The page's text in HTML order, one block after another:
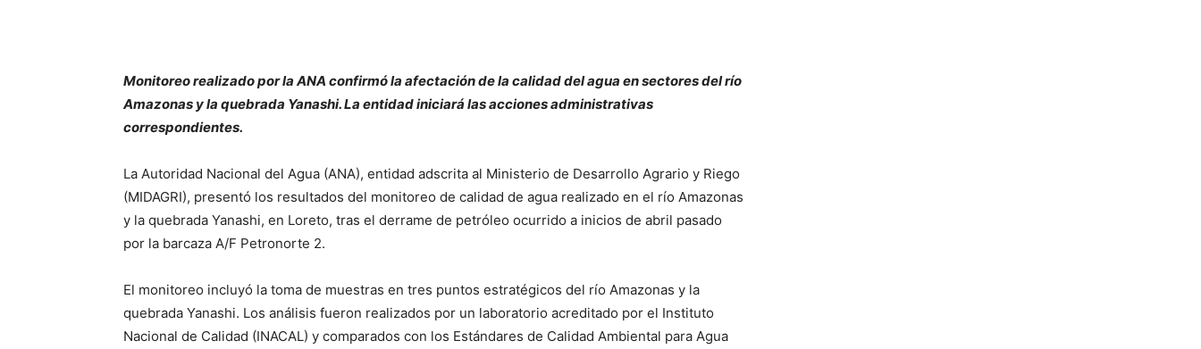
Monitoreo realizado por la ANA confirmó la afectación de la calidad del agua en sectores del río
Amazonas y la quebrada Yanashi. La entidad iniciará las acciones administrativas
correspondientes.
La Autoridad Nacional del Agua (ANA), entidad adscrita al Ministerio de Desarrollo Agrario y Riego
(MIDAGRI), presentó los resultados del monitoreo de calidad de agua realizado en el río Amazonas
y la quebrada Yanashi, en Loreto, tras el derrame de petróleo ocurrido a inicios de abril pasado
por la barcaza A/F Petronorte 2.
El monitoreo incluyó la toma de muestras en tres puntos estratégicos del río Amazonas y la
quebrada Yanashi. Los análisis fueron realizados por un laboratorio acreditado por el Instituto
Nacional de Calidad (INACAL) y comparados con los Estándares de Calidad Ambiental para Agua